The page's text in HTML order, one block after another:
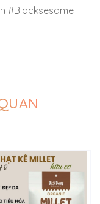
#Blacksesame